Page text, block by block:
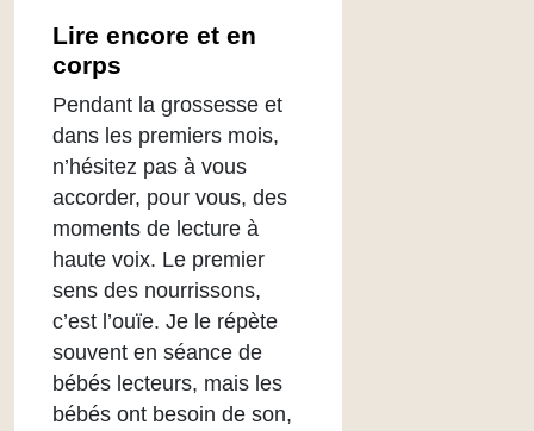
Lire encore et en
corps
Pendant la grossesse et
dans les premiers mois,
n’hésitez pas à vous
accorder, pour vous, des
moments de lecture à
haute voix. Le premier
sens des nourrissons,
c’est l’ouïe. Je le répète
souvent en séance de
bébés lecteurs, mais les
bébés ont besoin de son,